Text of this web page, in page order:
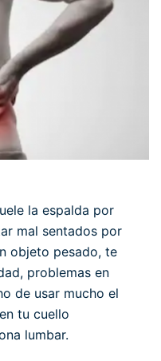
la espalda por
mal sentados por
objeto pesado, te
problemas en
de usar mucho el
tu cuello
lumbar.